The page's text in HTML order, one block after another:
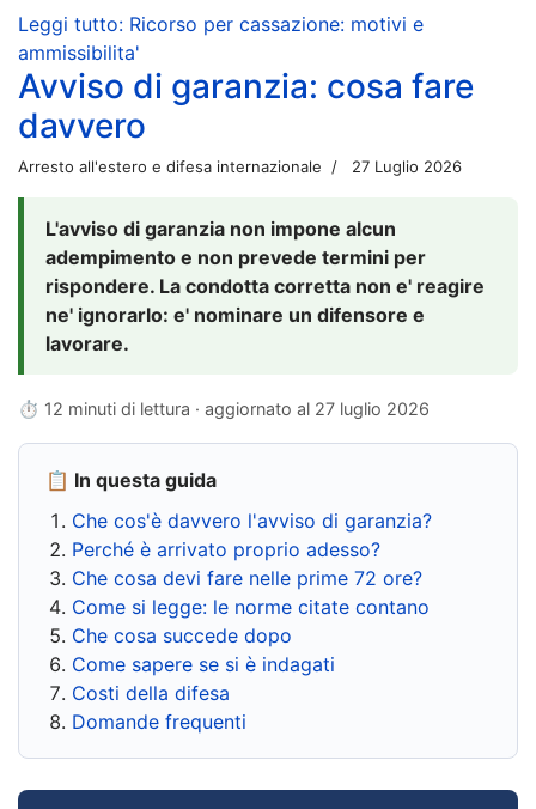
Leggi tutto: Ricorso per cassazione: motivi e
ammissibilita'
Avviso di garanzia: cosa fare
davvero
Arresto all'estero e difesa internazionale 27 Luglio 2026
L'avviso di garanzia non impone alcun
adempimento e non prevede termini per
rispondere. La condotta corretta non e' reagire
ne' ignorarlo: e' nominare un difensore e
lavorare.
⏱ 12 minuti di lettura · aggiornato al 27 luglio 2026
📋 In questa guida
Che cos'è davvero l'avviso di garanzia?
Perché è arrivato proprio adesso?
Che cosa devi fare nelle prime 72 ore?
Come si legge: le norme citate contano
Che cosa succede dopo
Come sapere se si è indagati
Costi della difesa
Domande frequenti